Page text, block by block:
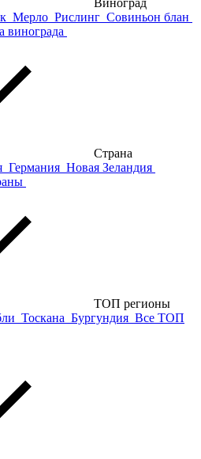
Виноград
Мерло Рислинг Совиньон блан
винограда
Страна
Германия Новая Зеландия
ТОП регионы
Тоскана Бургундия Все ТОП